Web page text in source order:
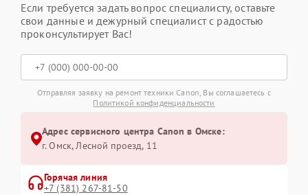
Если требуется задать вопрос специалисту, оставьте
свои данные и дежурный специалист с радостью
проконсультирует Вас!
Отправляя заявку на ремонт техники Canon, Вы соглашаетесь с
Политикой конфиденциальности
Адрес сервисного центра Canon в Омске:
г. Омск, ​Лесной проезд, 11
Горячая линия
+7 (381) 267-81-50